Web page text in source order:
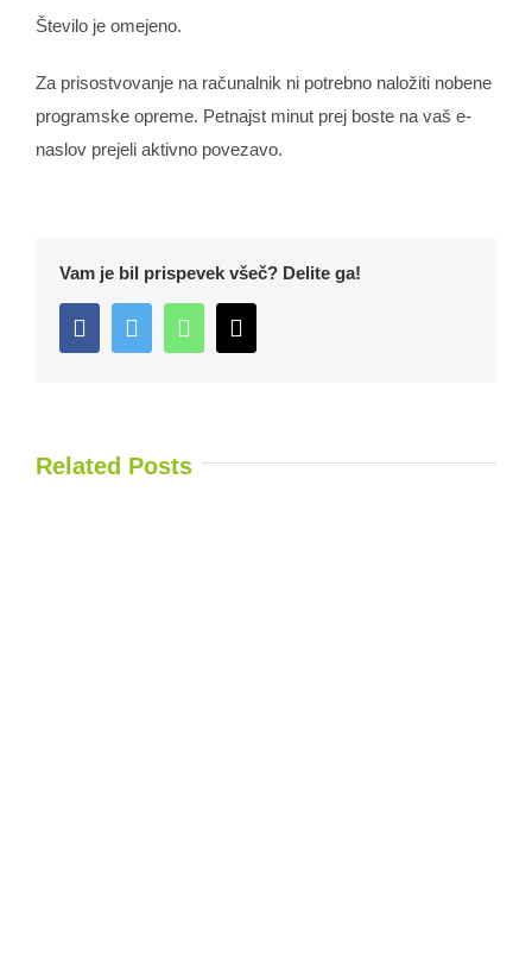
Število je omejeno.
Za prisostvovanje na računalnik ni potrebno naložiti nobene
programske opreme. Petnajst minut prej boste na vaš e-
naslov prejeli aktivno povezavo.
Vam je bil prispevek všeč? Delite ga!
FacebookTwitter WhatsApp
Related Posts